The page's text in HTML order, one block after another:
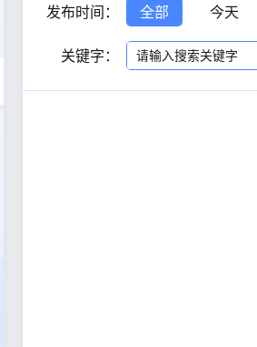
发布时间： 全部 今天
关键字：